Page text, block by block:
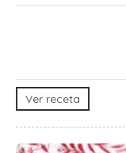
Ver receta